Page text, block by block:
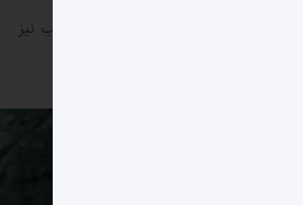
است که حتی در شرایط نوری نامناسب نیز